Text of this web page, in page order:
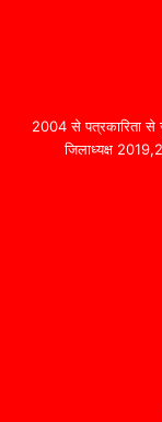
2004 से पत्रकारिता
जिलाध्यक्ष